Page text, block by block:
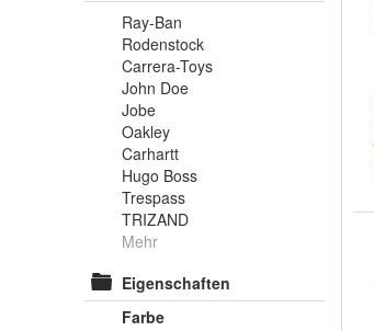
Ray-Ban
Rodenstock
Carrera-Toys
John Doe
Jobe
Oakley
Carhartt
Hugo Boss
Trespass
TRIZAND
Mehr
Eigenschaften
Farbe